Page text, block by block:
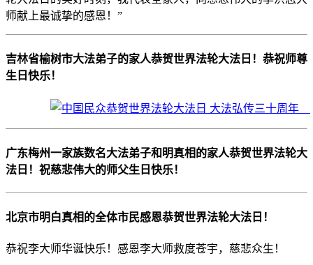
师献上最诚挚的感恩！”
吉林省榆树市大法弟子的家人恭贺世界法轮大法日！恭祝师尊
生日快乐！
广东梅州一家族数名大法弟子和明真相的家人恭贺世界法轮大
法日！祝慈悲伟大的师父生日快乐！
北京市明白真相的全体市民感恩恭贺世界法轮大法日！
恭祝李大师华诞快乐！感恩李大师救度苍宇，慈悲众生！